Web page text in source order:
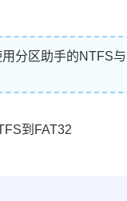
分区助手的NTFS